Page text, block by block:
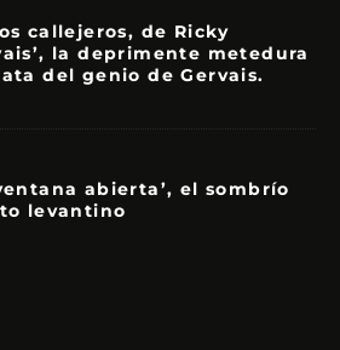
callejeros, de Ricky
la deprimente metedura
del genio de Gervais.
abierta’, el sombrío
levantino